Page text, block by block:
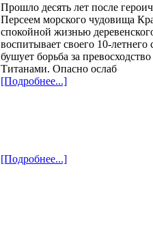
Прошло десять лет после
Персеем морского чудовища
спокойной жизнью
воспитывает своего 10-
бушует борьба за
Титанами. Опасно ослаб
[Подробнее...]
[Подробнее...]